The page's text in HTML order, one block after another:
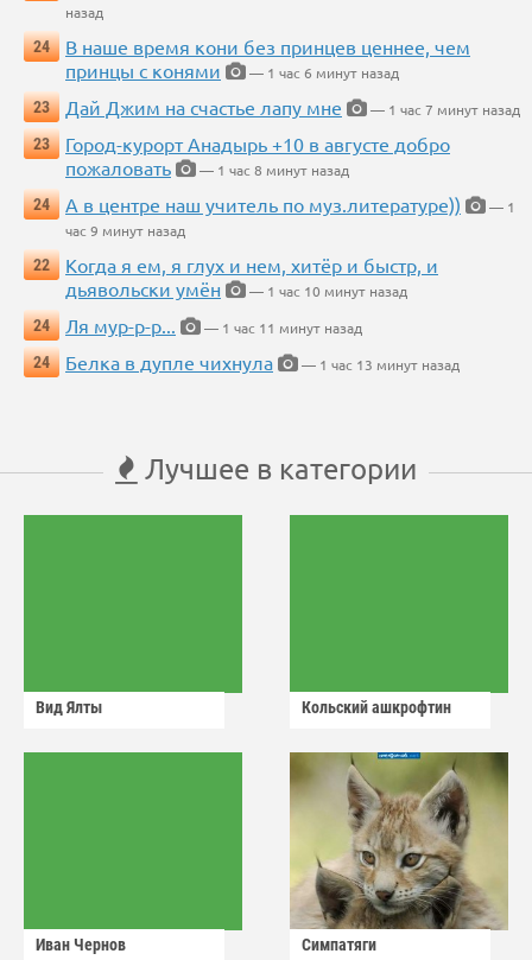
назад
24
В наше время кони без принцев ценнее, чем
принцы с конями
— 1 час 6 минут назад
23
Дай Джим на счастье лапу мне
— 1 час 7 минут назад
23
Город-курорт Анадырь +10 в августе добро
пожаловать
— 1 час 8 минут назад
24
А в центре наш учитель по муз.литературе))
— 1
час 9 минут назад
22
Когда я ем, я глух и нем, хитёр и быстр, и
дьявольски умён
— 1 час 10 минут назад
24
Ля мур-р-р...
— 1 час 11 минут назад
24
Белка в дупле чихнула — 1 час 13 минут назад
Лучшее в категории
Вид Ялты Кольский ашкрофтин
Иван Чернов Симпатяги